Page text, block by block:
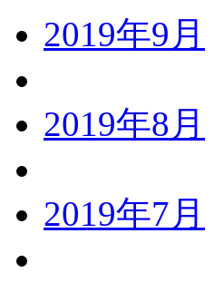
2019年9月
2019年8月
2019年7月